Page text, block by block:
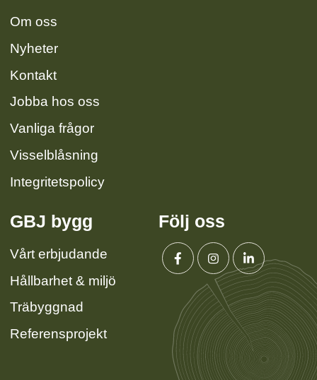
Om oss
Nyheter
Kontakt
Jobba hos oss
Vanliga frågor
Visselblåsning
Integritetspolicy
GBJ bygg
Vårt erbjudande
Hållbarhet & miljö
Träbyggnad
Referensprojekt
Följ oss
FacebookInstagramLinkedin